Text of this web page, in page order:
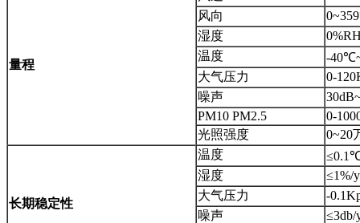
量程
风向
湿度
温度
-
大气压力
0-
噪声
PM10 PM2.5
0-
光照强度
0~20
长期稳定性
温度
湿度
≤1%/y
大气压力
-
噪声
≤3db/